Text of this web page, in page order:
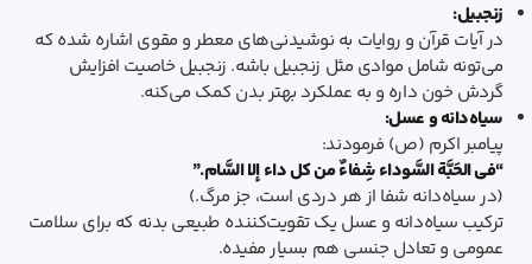
زنجبیل:
در آیات قرآن و روایات به نوشیدنی‌های معطر و مقوی اشاره شده که
می‌تونه شامل موادی مثل زنجبیل باشه. زنجبیل خاصیت افزایش
گردش خون داره و به عملکرد بهتر بدن کمک می‌کنه.
سیاه‌دانه و عسل:
پیامبر اکرم (ص) فرمودند:
“فی الحَبَّة السَّوداء شِفاءٌ من کل داء إلا السَّام.”
(در سیاه‌دانه شفا از هر دردی است، جز مرگ.)
ترکیب سیاه‌دانه و عسل یک تقویت‌کننده طبیعی بدنه که برای سلامت
عمومی و تعادل جنسی هم بسیار مفیده.